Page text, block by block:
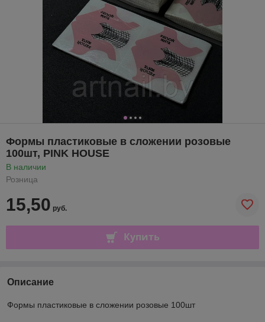
Формы пластиковые в сложении розовые
100шт, PINK HOUSE
В наличии
Розница
15,50 руб.
Купить
Описание
Формы пластиковые в сложении розовые 100шт